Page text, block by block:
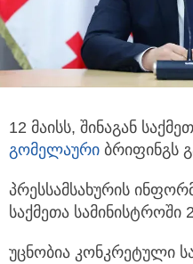
12 მაისს, შინაგან
გომელაური ბრიფინგს
პრესსამსახურის
საქმეთა სამინისტროში
უცნობია კონკრეტული